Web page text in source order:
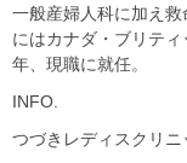
一般産婦人科に加え
にはカナダ・ブリテ
年、現職に就任。
INFO.
つづきレディスクリニ